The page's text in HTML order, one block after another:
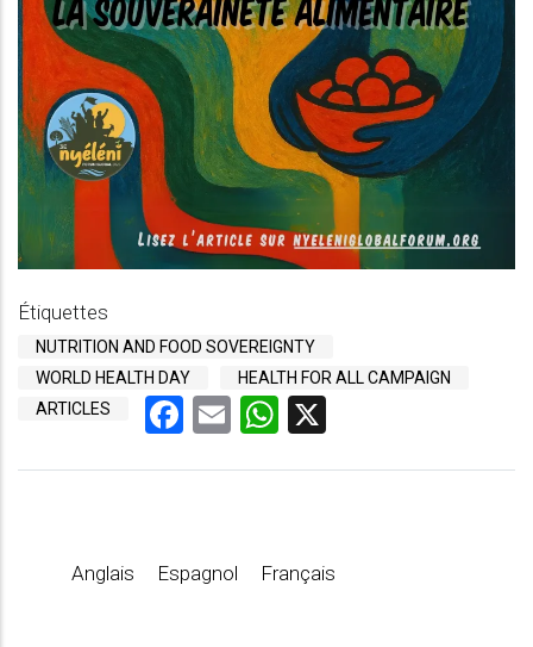
Étiquettes
NUTRITION AND FOOD SOVEREIGNTY
WORLD HEALTH DAY
HEALTH FOR ALL CAMPAIGN
ARTICLES
Facebook
EmailWhatsApp
Anglais Espagnol Français